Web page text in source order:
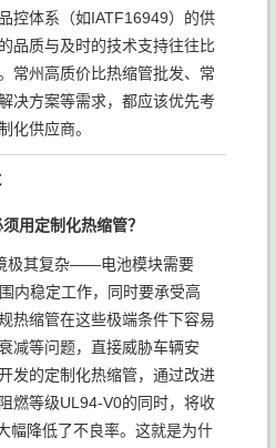
控体系（如IATF16949）的供
品质与及时的技术支持往往比
常州高质价比热缩管批发、常
决方案等需求，都应该优先考
化供应商。
用定制化热缩管？
极其复杂——电池模块需要
内稳定工作，同时要承受高
热缩管在这些极端条件下容易
减等问题，直接威胁车辆安
发的定制化热缩管，通过改进
燃等级UL94-V0的同时，将收
幅降低了不良率。这就是为什